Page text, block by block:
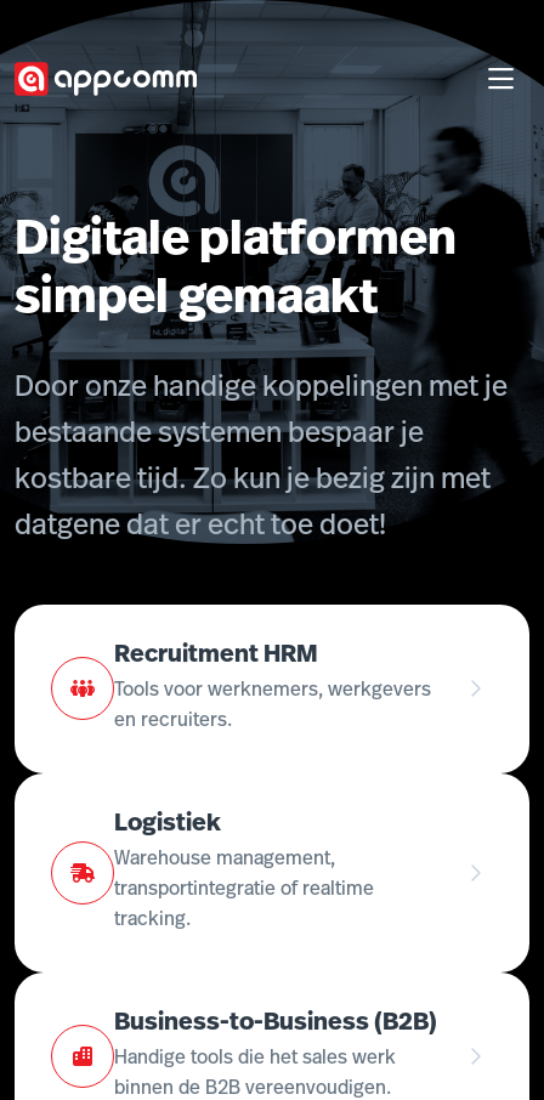
Digitale platformen
simpel gemaakt
Door onze handige koppelingen met je
bestaande systemen bespaar je
kostbare tijd. Zo kun je bezig zijn met
datgene dat er echt toe doet!
Tools voor werknemers, werkgevers
en recruiters.
Recruitment HRM
Warehouse management,
transportintegratie of realtime
tracking.
Logistiek
Handige tools die het sales werk
binnen de B2B vereenvoudigen.
Business-to-Business (B2B)